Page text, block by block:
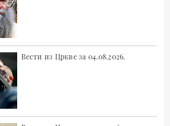
Вести из Цркве за 04.08.2026.